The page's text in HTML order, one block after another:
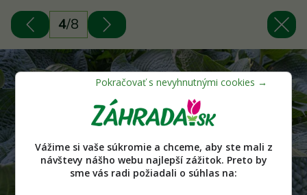
4/8
Vážime si vaše súkromie a chceme, aby ste mali z
návštevy nášho webu najlepší zážitok. Preto by
sme vás radi požiadali o súhlas na: